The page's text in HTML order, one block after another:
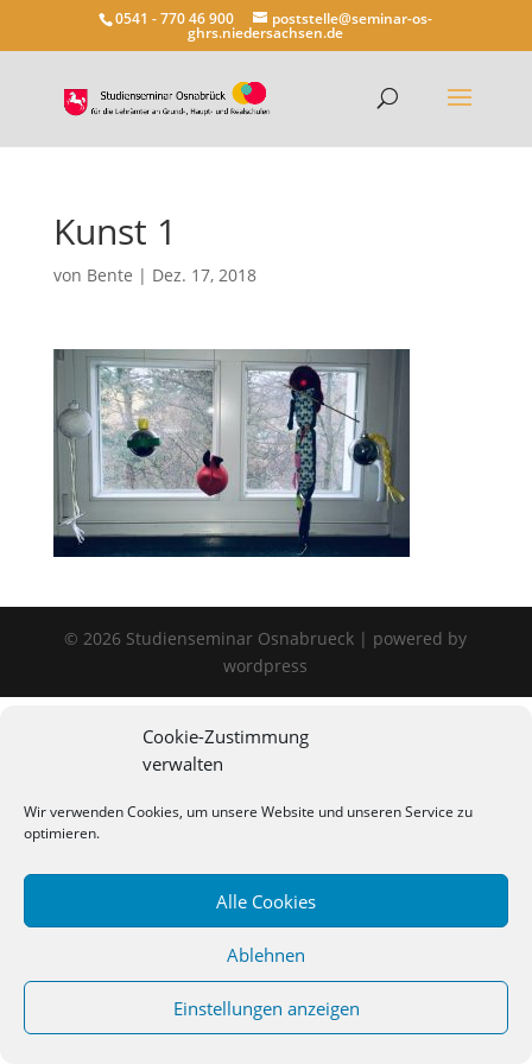
Cookie-Zustimmung
verwalten
Wir verwenden Cookies, um unsere Website und unseren Service zu
optimieren.
Alle Cookies
Ablehnen
Einstellungen anzeigen
0541 - 770 46 900 poststelle@seminar-os-
ghrs.niedersachsen.de
Kunst 1
von Bente | Dez. 17, 2018
© 2026 Studienseminar Osnabrueck | powered by
wordpress